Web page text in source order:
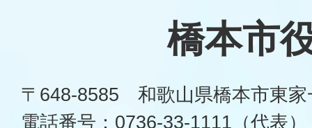
橋本市
〒648-8585 和歌山県橋本市東家
電話番号：0736-33-1111（代表）